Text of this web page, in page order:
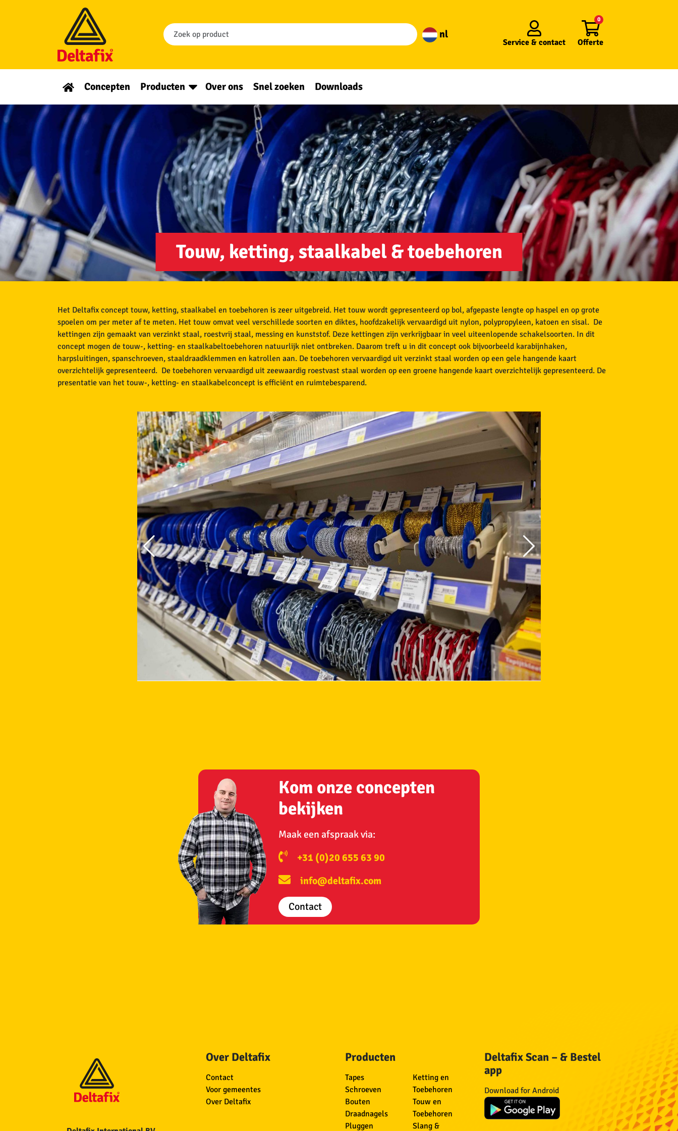
nl
Service & contact Offerte
0
Concepten Producten Over ons Snel zoeken Downloads
Touw, ketting, staalkabel & toebehoren
Het Deltafix concept touw, ketting, staalkabel en toebehoren is zeer uitgebreid. Het touw wordt gepresenteerd op bol, afgepaste lengte op haspel en op grote
spoelen om per meter af te meten. Het touw omvat veel verschillede soorten en diktes, hoofdzakelijk vervaardigd uit nylon, polypropyleen, katoen en sisal. De
kettingen zijn gemaakt van verzinkt staal, roestvrij staal, messing en kunststof. Deze kettingen zijn verkrijgbaar in veel uiteenlopende schakelsoorten. In dit
concept mogen de touw-, ketting- en staalkabeltoebehoren natuurlijk niet ontbreken. Daarom treft u in dit concept ook bijvoorbeeld karabijnhaken,
harpsluitingen, spanschroeven, staaldraadklemmen en katrollen aan. De toebehoren vervaardigd uit verzinkt staal worden op een gele hangende kaart
overzichtelijk gepresenteerd. De toebehoren vervaardigd uit zeewaardig roestvast staal worden op een groene hangende kaart overzichtelijk gepresenteerd. De
presentatie van het touw-, ketting- en staalkabelconcept is efficiënt en ruimtebesparend.
Kom onze concepten
bekijken
Maak een afspraak via:
+31 (0)20 655 63 90
info@deltafix.com
Contact
Over Deltafix
Contact
Voor gemeentes
Over Deltafix
Producten
Tapes
Schroeven
Bouten
Draadnagels
Pluggen
Ketting en
Toebehoren
Touw en
Toebehoren
Slang &
Deltafix Scan – & Bestel
app
Download for Android